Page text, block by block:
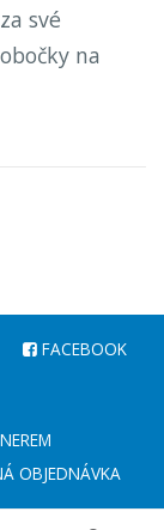
své
na
FACEBOOK
OBJEDNÁVKA